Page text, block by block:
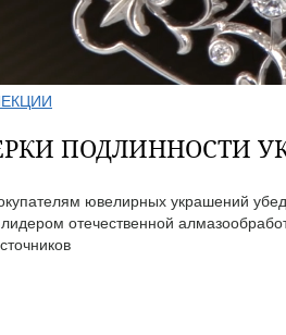
ПОДЛИННОСТИ
ювелирных украшений
отечественной